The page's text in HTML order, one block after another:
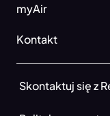
myAir
Kontakt
Skontaktuj się z